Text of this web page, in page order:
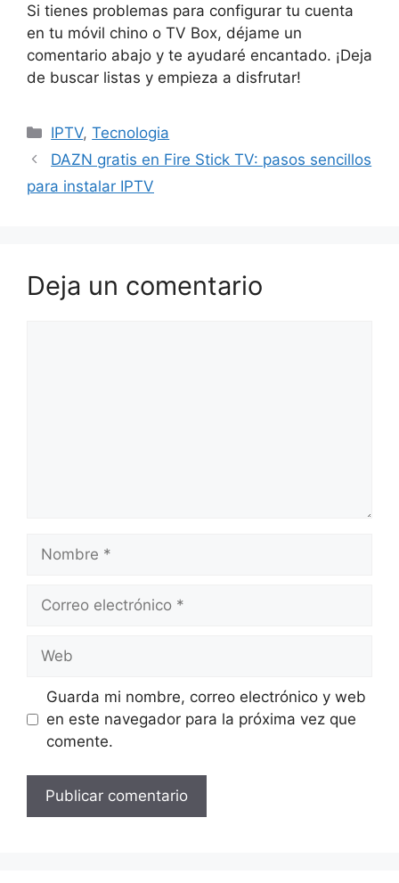
Si tienes problemas para configurar tu cuenta
en tu móvil chino o TV Box, déjame un
comentario abajo y te ayudaré encantado. ¡Deja
de buscar listas y empieza a disfrutar!
Categorías
IPTV,Tecnologia
DAZN gratis en Fire Stick TV: pasos sencillos
para instalar IPTV
Deja un comentario
electrónico
Guarda mi nombre, correo electrónico y web
en este navegador para la próxima vez que
comente.